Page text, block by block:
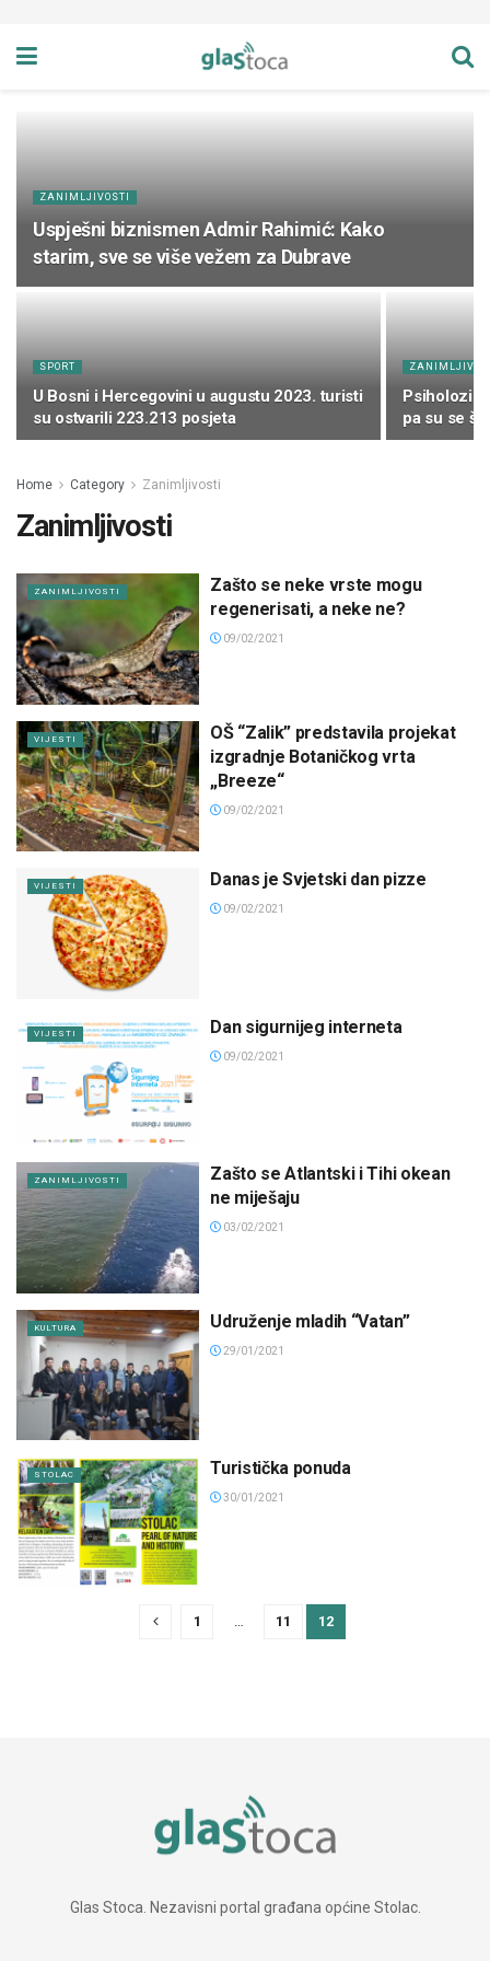
ZANIMLJIVOSTI
Uspješni biznismen Admir Rahimić: Kako
starim, sve se više vežem za Dubrave
SPORT
U Bosni i Hercegovini u augustu 2023. turisti
su ostvarili 223.213 posjeta
Psiholozi
pa su se
Home Category Zanimljivosti
Zanimljivosti
ZANIMLJIVOSTI
Zašto se neke vrste mogu
regenerisati, a neke ne?
09/02/2021
VIJESTI
OŠ “Zalik” predstavila projekat
izgradnje Botaničkog vrta
„Breeze“
09/02/2021
VIJESTI Danas je Svjetski dan pizze
09/02/2021
VIJESTI Dan sigurnijeg interneta
09/02/2021
ZANIMLJIVOSTI
Zašto se Atlantski i Tihi okean
ne miješaju
03/02/2021
KULTURA Udruženje mladih “Vatan”
29/01/2021
STOLAC Turistička ponuda
30/01/2021
1 11 12
Glas Stoca. Nezavisni portal građana općine Stolac.